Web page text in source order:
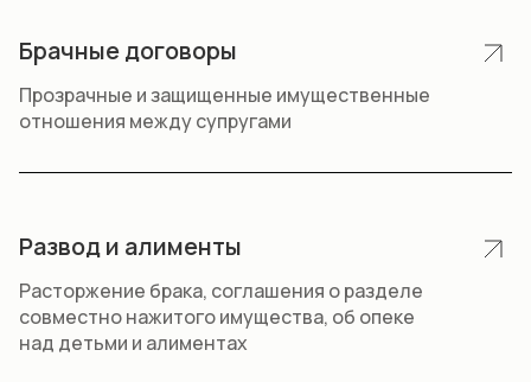
Брачные договоры
Прозрачные и защищенные имущественные
отношения между супругами
Развод и алименты
Расторжение брака, соглашения о разделе
совместно нажитого имущества, об опеке
над детьми и алиментах